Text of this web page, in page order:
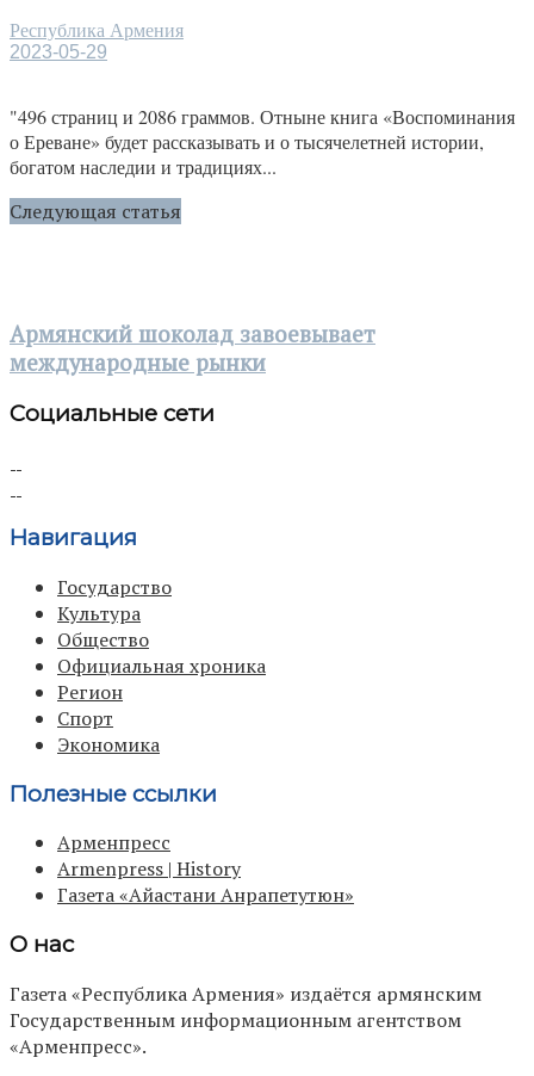
Республика Армения
2023-05-29
"496 страниц и 2086 граммов. Отныне книга «Воспоминания
о Ереване» будет рассказывать и о тысячелетней истории,
богатом наследии и традициях...
Следующая статья
Армянский шоколад завоевывает
международные рынки
Социальные сети
Навигация
Государство
Культура
Общество
Официальная хроника
Регион
Спорт
Экономика
Полезные ссылки
Арменпресс
Armenpress | History
Газета «Айастани Анрапетутюн»
О нас
Газета «Республика Армения» издаётся армянским
Государственным информационным агентством
«Арменпресс».